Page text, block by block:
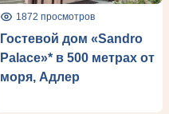
1872 просмотров
Гостевой дом «Sandro
Рalace»* в 500 метрах от
моря, Адлер